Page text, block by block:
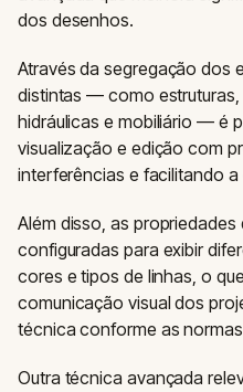
dos desenhos.
Através da segregação dos
distintas — como estruturas,
hidráulicas e mobiliário — é
visualização e edição com
interferências e facilitando
Além disso, as
configuradas para exibir
cores e tipos de linhas, o
comunicação visual dos
técnica conforme as
Outra técnica avançada